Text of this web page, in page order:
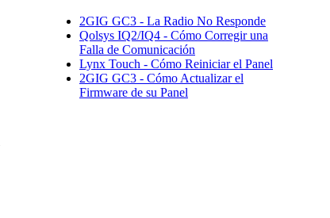
2GIG GC3 - La Radio No Responde
Qolsys IQ2/IQ4 - Cómo Corregir una
Falla de Comunicación
Lynx Touch - Cómo Reiniciar el Panel
2GIG GC3 - Cómo Actualizar el
Firmware de su Panel